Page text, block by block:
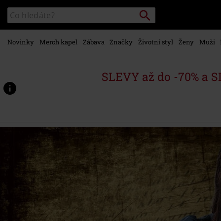
hlavnímu
obsahu
Katalog
vyhledávání
Vyhledávání
Novinky Merch kapel Zábava Značky Životní styl Ženy Muži
SLEVY až do -70% a